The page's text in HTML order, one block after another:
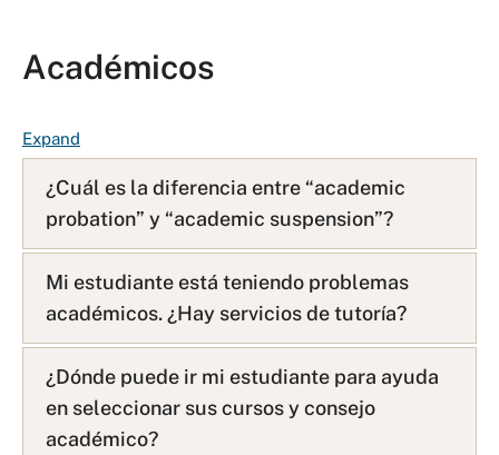
Académicos
ExpandF
A
Q
L
i
s
t
¿Cuál es la diferencia entre “academic
probation” y “academic suspension”?
Mi estudiante está teniendo problemas
académicos. ¿Hay servicios de tutoría?
¿Dónde puede ir mi estudiante para ayuda
en seleccionar sus cursos y consejo
académico?